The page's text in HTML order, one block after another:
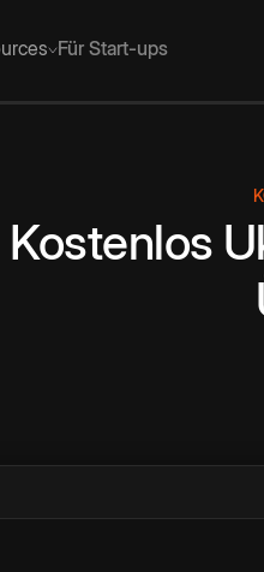
Für Start-ups
Kostenlos